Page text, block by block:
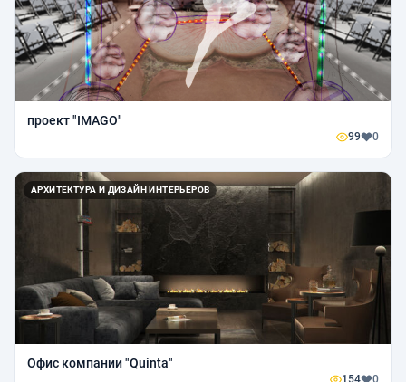
проект "IMAGO"
99 0
АРХИТЕКТУРА И ДИЗАЙН ИНТЕРЬЕРОВ
Офис компании "Quinta"
154 0